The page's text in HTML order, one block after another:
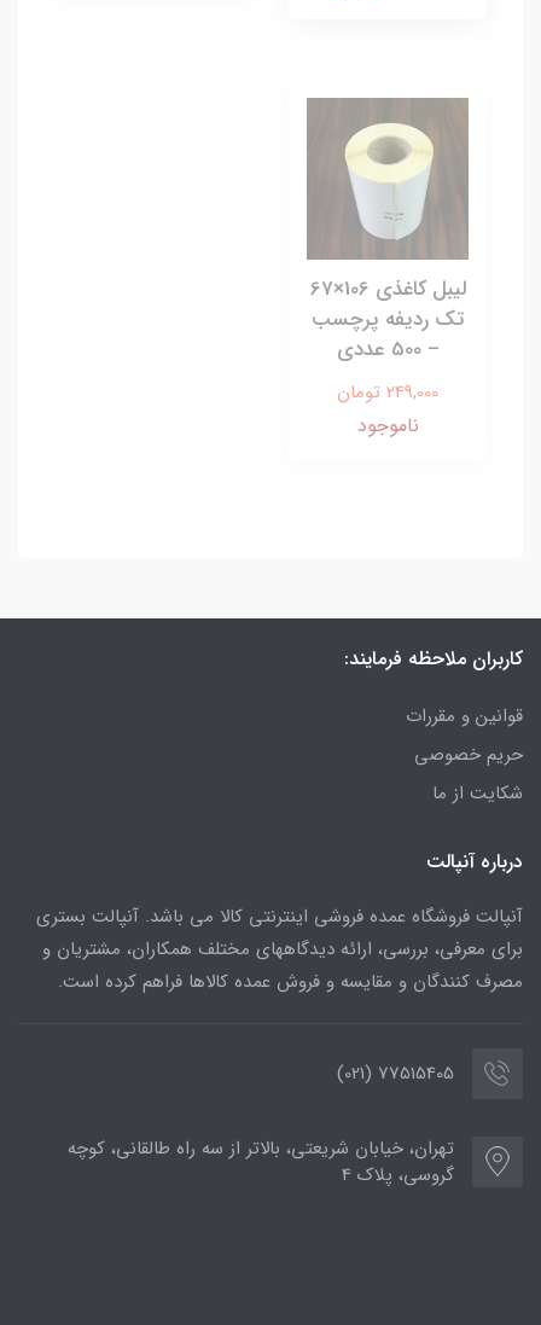
لیبل کاغذی 106×67
تک‌ ردیفه پرچسب
– 500 عددی
249,000 تومان
ناموجود
کاربران ملاحظه فرمایند:
قوانین و مقررات
حریم خصوصی
شکایت از ما
درباره آنپالت
آنپالت فروشگاه عمده فروشی اینترنتی کالا می باشد. آنپالت بستری
برای معرفی، بررسی، ارائه دیدگاههای مختلف همکاران، مشتریان و
مصرف کنندگان و مقایسه و فروش عمده کالاها فراهم کرده است.
77515405 (021)
تهران، خیابان شریعتی، بالاتر از سه راه طالقانی، کوچه
گروسی، پلاک 4